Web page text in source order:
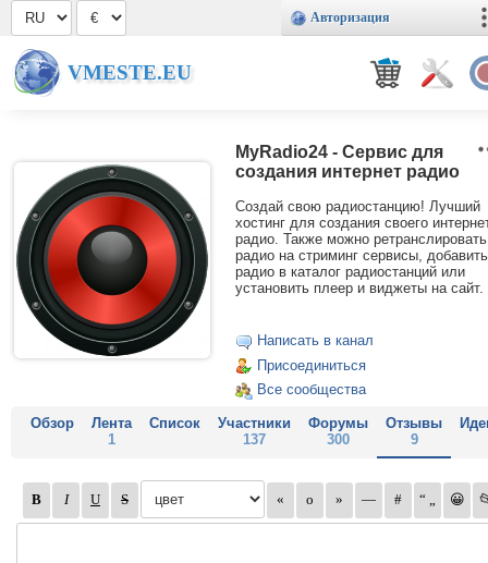
Авторизация
VMESTE.EU
MyRadio24 - Сервис для
создания интернет радио
Создай свою радиостанцию! Лучший
хостинг для создания своего
радио. Также можно ретранслировать
радио на стриминг сервисы, добавить
радио в каталог радиостанций или
установить плеер и виджеты на сайт.
Написать в канал
Присоединиться
Все сообщества
Обзор
Лента
1
Список
Участники
137
Форумы
300
Отзывы
9